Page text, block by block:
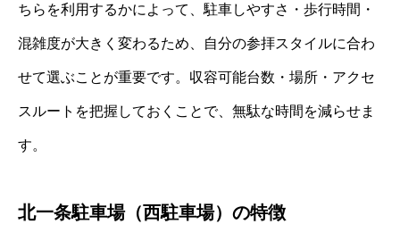
ちらを利用するかによって、駐車しやすさ・歩行時間・
混雑度が大きく変わるため、自分の参拝スタイルに合わ
せて選ぶことが重要です。収容可能台数・場所・アクセ
スルートを把握しておくことで、無駄な時間を減らせま
す。
北一条駐車場（西駐車場）の特徴